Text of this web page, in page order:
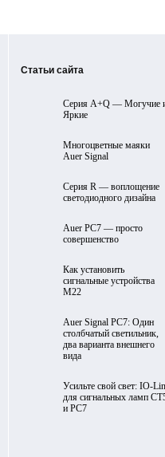
Статьи сайта
Серия A+Q — Могучие
Яркие
Многоцветные маяки
Auer Signal
Серия R — воплощение
светодиодного дизайна
Auer PC7 — просто
совершенство
Как установить
сигнальные устройства
М22
Auer Signal PC7: Один
столбчатый светильник,
два варианта внешнего
вида
Усильте свой свет: IO-
для сигнальных ламп
и PC7